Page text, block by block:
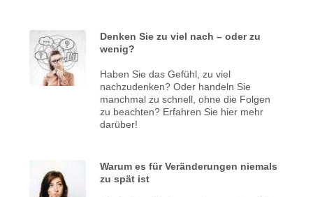
Denken Sie zu viel nach – oder zu
wenig?
Haben Sie das Gefühl, zu viel
nachzudenken? Oder handeln Sie
manchmal zu schnell, ohne die Folgen
zu beachten? Erfahren Sie hier mehr
darüber!
Warum es für Veränderungen niemals
zu spät ist